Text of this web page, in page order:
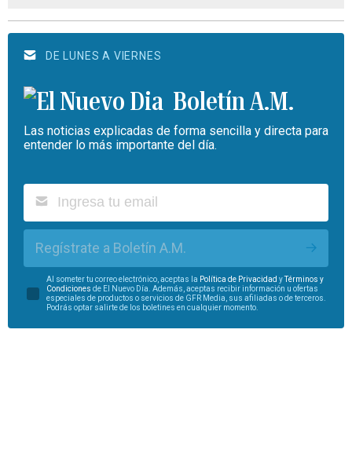
DE LUNES A VIERNES
Boletín A.M.
Las noticias explicadas de forma sencilla y directa para
entender lo más importante del día.
Regístrate a Boletín A.M.
Al someter tu correo electrónico, aceptas la Política de Privacidad yTérminos y
Condiciones de El Nuevo Día. Además, aceptas recibir información u ofertas
especiales de productos o servicios de GFR Media, sus afiliadas o de terceros.
Podrás optar salirte de los boletines en cualquier momento.